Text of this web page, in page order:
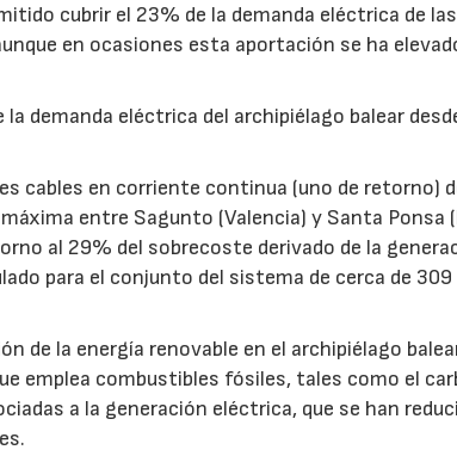
cubrir el 23% de la demanda eléctrica de
en ocasiones esta aportación se ha
demanda eléctrica del archipiélago balear
cables en corriente continua (uno de retorno)
entre Sagunto (Valencia) y Santa Ponsa
al 29% del sobrecoste derivado de la
para el conjunto del sistema de cerca de
de la energía renovable en el archipiélago
emplea combustibles fósiles, tales como el
a la generación eléctrica, que se han